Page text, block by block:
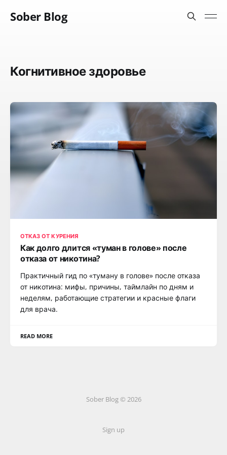
Sober Blog
Когнитивное здоровье
ОТКАЗ ОТ КУРЕНИЯ
Как долго длится «туман в голове» после
отказа от никотина?
Практичный гид по «туману в голове» после отказа
от никотина: мифы, причины, таймлайн по дням и
неделям, работающие стратегии и красные флаги
для врача.
READ MORE
Sober Blog © 2026
Sign up